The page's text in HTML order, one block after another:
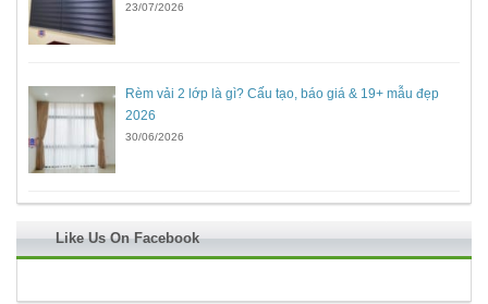
23/07/2026
Rèm vải 2 lớp là gì? Cấu tạo, báo giá & 19+ mẫu đẹp
2026
30/06/2026
Like Us On Facebook